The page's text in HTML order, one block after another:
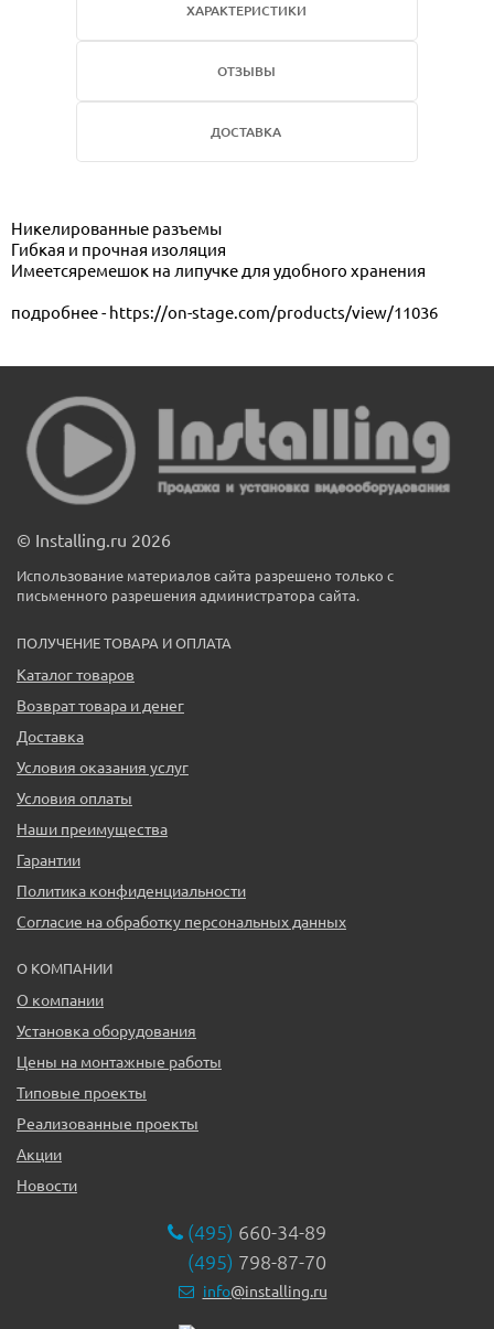
ХАРАКТЕРИСТИКИ
ОТЗЫВЫ
ДОСТАВКА
Никелированные разъемы
Гибкая и прочная изоляция
Имеетсяремешок на липучке для удобного хранения
подробнее - https://on-stage.com/products/view/11036
© Installing.ru 2026
Использование материалов сайта разрешено только с
письменного разрешения администратора сайта.
ПОЛУЧЕНИЕ ТОВАРА И ОПЛАТА
Каталог товаров
Возврат товара и денег
Доставка
Условия оказания услуг
Условия оплаты
Наши преимущества
Гарантии
Политика конфиденциальности
Согласие на обработку персональных данных
О КОМПАНИИ
О компании
Установка оборудования
Цены на монтажные работы
Типовые проекты
Реализованные проекты
Акции
Новости
(495) 660-34-89
(495) 798-87-70
info@installing.ru